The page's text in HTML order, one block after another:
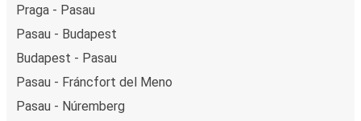
Praga - Pasau
Pasau - Budapest
Budapest - Pasau
Pasau - Fráncfort del Meno
Pasau - Núremberg